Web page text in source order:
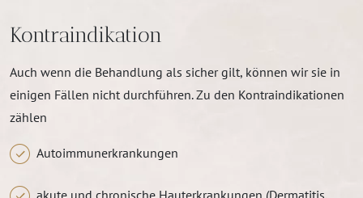
Kontraindikation
Auch wenn die Behandlung als sicher gilt, können wir sie in
einigen Fällen nicht durchführen. Zu den Kontraindikationen
zählen
Autoimmunerkrankungen
akute und chronische Hauterkrankungen (Dermatitis,